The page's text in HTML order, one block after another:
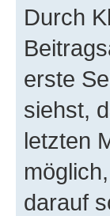
Durch
erste
siehst,
letzten
darauf